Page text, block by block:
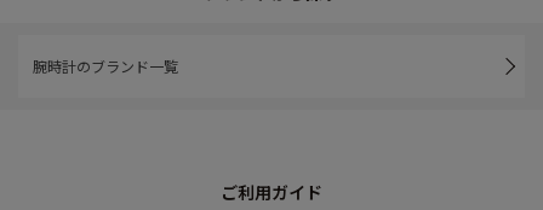
腕時計のブランド一覧
ご利用ガイド